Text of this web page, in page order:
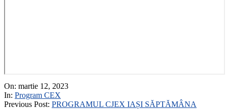
2023-
03-
12
On: martie 12, 2023
In: Program CEX
Previous Post: PROGRAMUL CJEX IAȘI SĂPTĂMÂNA